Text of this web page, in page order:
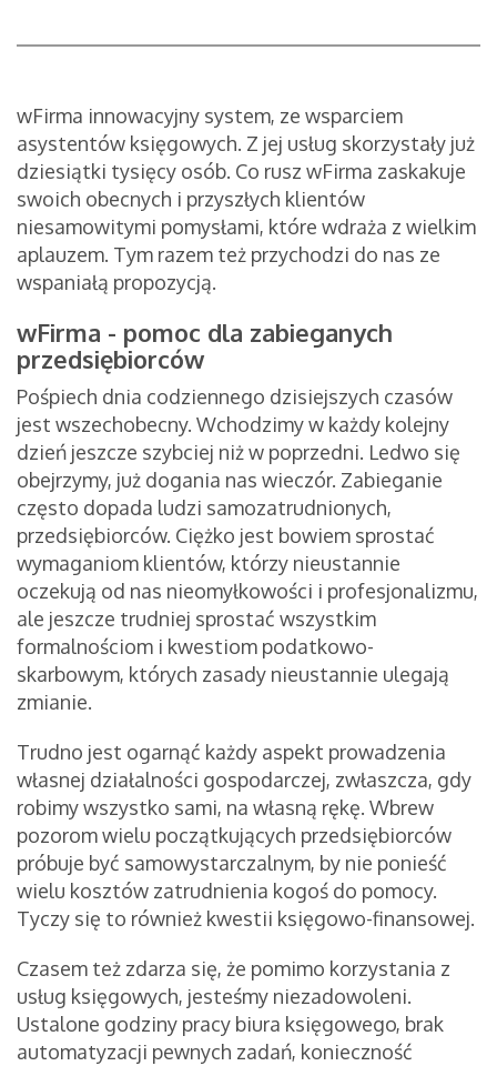
wFirma innowacyjny system, ze wsparciem
asystentów księgowych. Z jej usług skorzystały już
dziesiątki tysięcy osób. Co rusz wFirma zaskakuje
swoich obecnych i przyszłych klientów
niesamowitymi pomysłami, które wdraża z wielkim
aplauzem. Tym razem też przychodzi do nas ze
wspaniałą propozycją.
wFirma - pomoc dla zabieganych
przedsiębiorców
Pośpiech dnia codziennego dzisiejszych czasów
jest wszechobecny. Wchodzimy w każdy kolejny
dzień jeszcze szybciej niż w poprzedni. Ledwo się
obejrzymy, już dogania nas wieczór. Zabieganie
często dopada ludzi samozatrudnionych,
przedsiębiorców. Ciężko jest bowiem sprostać
wymaganiom klientów, którzy nieustannie
oczekują od nas nieomyłkowości i profesjonalizmu,
ale jeszcze trudniej sprostać wszystkim
formalnościom i kwestiom podatkowo-
skarbowym, których zasady nieustannie ulegają
zmianie.
Trudno jest ogarnąć każdy aspekt prowadzenia
własnej działalności gospodarczej, zwłaszcza, gdy
robimy wszystko sami, na własną rękę. Wbrew
pozorom wielu początkujących przedsiębiorców
próbuje być samowystarczalnym, by nie ponieść
wielu kosztów zatrudnienia kogoś do pomocy.
Tyczy się to również kwestii księgowo-finansowej.
Czasem też zdarza się, że pomimo korzystania z
usług księgowych, jesteśmy niezadowoleni.
Ustalone godziny pracy biura księgowego, brak
automatyzacji pewnych zadań, konieczność